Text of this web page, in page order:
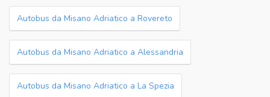
Autobus da Misano Adriatico a Rovereto
Autobus da Misano Adriatico a Alessandria
Autobus da Misano Adriatico a La Spezia